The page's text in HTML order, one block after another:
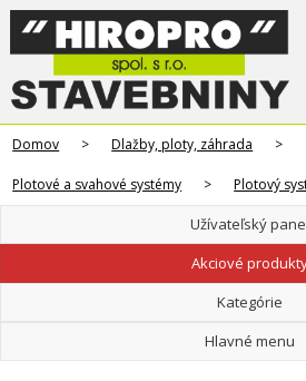
Domov > Dlažby, ploty, záhrada >
Plotové a svahové systémy > Plotový
Užívateľský
Akciové
Kategórie
Hlavné menu